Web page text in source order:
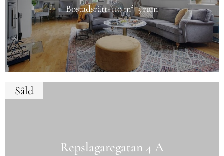
Bostadsrätt 110 m² 3 rum
Repslagaregatan 4 A
Såld